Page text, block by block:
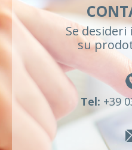
Se
su
Tel: +39